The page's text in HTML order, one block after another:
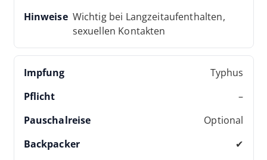
Wichtig bei Langzeitaufenthalten,
sexuellen Kontakten
Typhus
–
Optional
✔